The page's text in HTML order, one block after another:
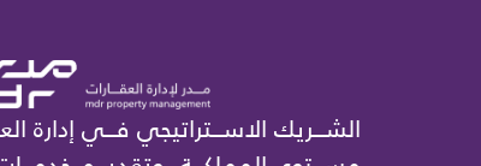
الشـــريك الاســـتراتيجي فـــي إدارة